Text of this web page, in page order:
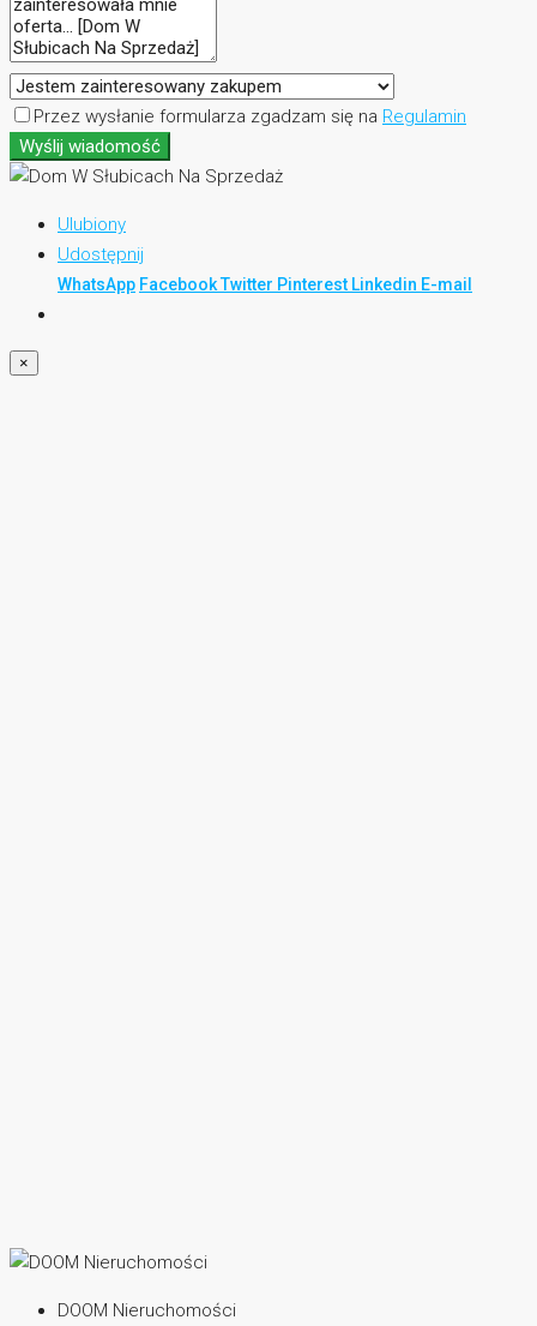
Przez wysłanie formularza zgadzam się na Regulamin
Wyślij wiadomość
Ulubiony
Udostępnij
WhatsApp FacebookTwitter Pinterest Linkedin E-mail
×
DOOM Nieruchomości